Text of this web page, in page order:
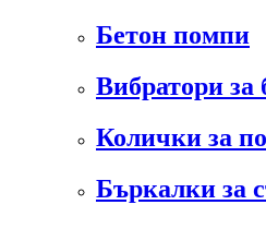
Бетон помпи
Вибратори за
Колички за
Бъркалки за